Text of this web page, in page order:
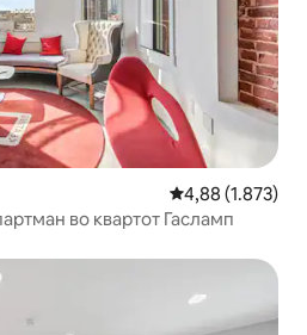
Просечна
4,88 (1.873)
во квартот Гасламп